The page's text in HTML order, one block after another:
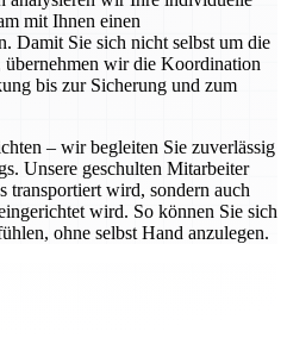
mit Ihnen einen
Damit Sie sich nicht selbst um die
übernehmen wir die Koordination
bis zur Sicherung und zum
– wir begleiten Sie zuverlässig
Unsere geschulten Mitarbeiter
transportiert wird, sondern auch
wird. So können Sie sich
ohne selbst Hand anzulegen.